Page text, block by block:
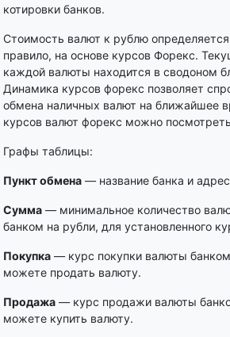
котировки банков.
Стоимость валют к рублю
правило, на основе курсов Форекс.
каждой валюты находится в сводоном
Динамика курсов форекс позволяет
обмена наличных валют на ближайшее
курсов валют форекс можно
Графы таблицы:
Пункт обмена — название банка и
Сумма — минимальное количество
банком на рубли, для установленного
Покупка — курс покупки валюты
можете продать валюту.
Продажа — курс продажи валюты
можете купить валюту.